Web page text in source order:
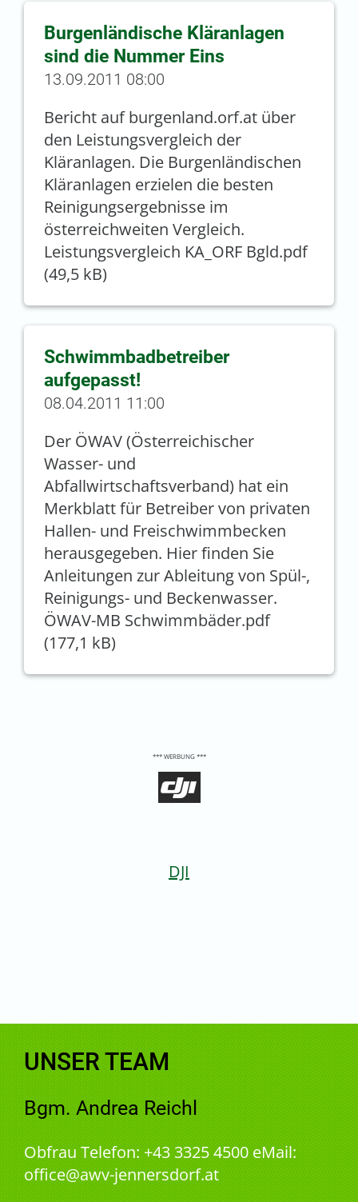
Burgenländische Kläranlagen
sind die Nummer Eins
13.09.2011 08:00
Bericht auf burgenland.orf.at über
den Leistungsvergleich der
Kläranlagen. Die Burgenländischen
Kläranlagen erzielen die besten
Reinigungsergebnisse im
österreichweiten Vergleich.
Leistungsvergleich KA_ORF Bgld.pdf
(49,5 kB)
Schwimmbadbetreiber
aufgepasst!
08.04.2011 11:00
Der ÖWAV (Österreichischer
Wasser- und
Abfallwirtschaftsverband) hat ein
Merkblatt für Betreiber von privaten
Hallen- und Freischwimmbecken
herausgegeben. Hier finden Sie
Anleitungen zur Ableitung von Spül-,
Reinigungs- und Beckenwasser.
ÖWAV-MB Schwimmbäder.pdf
(177,1 kB)
*** WERBUNG ***
DJI
UNSER TEAM
Bgm. Andrea Reichl
Obfrau Telefon: +43 3325 4500 eMail:
office@awv-jennersdorf.at